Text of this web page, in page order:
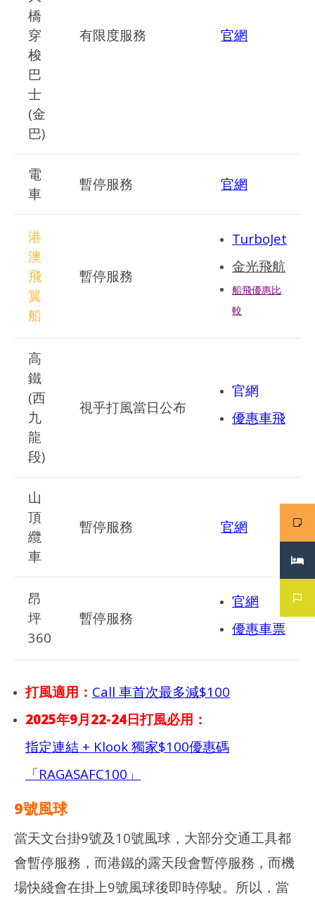
橋
穿
梭
巴
士
(金
巴)
有限度服務 官網
電
車
暫停服務 官網
港
澳
飛
翼
船
暫停服務
TurboJet
金光飛航
船飛優惠比
較
高
鐵
(西
九
龍
段)
視乎打風當日公布
官網
優惠車飛
山
頂
纜
車
暫停服務 官網
昂
坪
360
暫停服務
官網
優惠車票
打風適用： Call 車首次最多減$100
2025年9月22-24日打風必用：
指定連結 + Klook 獨家$100優惠碼
「RAGASAFC100」
9號風球
當天文台掛9號及10號風球，大部分交通工具都
會暫停服務，而港鐵的露天段會暫停服務，而機
場快綫會在掛上9號風球後即時停駛。所以，當